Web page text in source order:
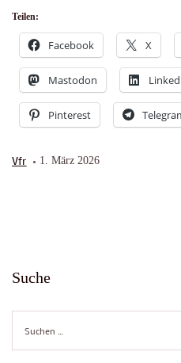
Teilen:
Facebook X
Mastodon
Pinterest
Vfr 1. März 2026
Suche
nach: